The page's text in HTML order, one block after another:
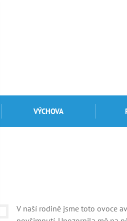
VÝCHOVA
V naší rodině jsme toto ovoce